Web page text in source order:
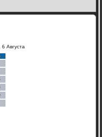
Августа